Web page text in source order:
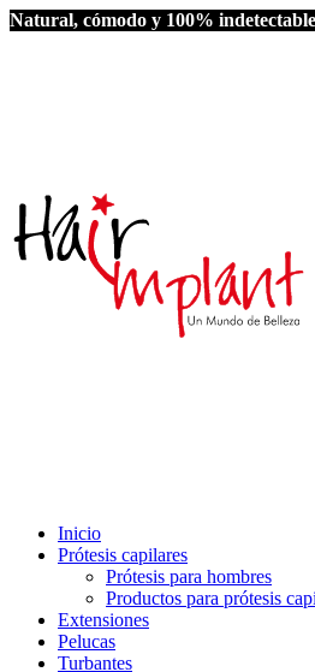
Natural, cómodo y 100%
Inicio
Prótesis capilares
Prótesis para hombres
Productos para prótesis
Extensiones
Pelucas
Turbantes